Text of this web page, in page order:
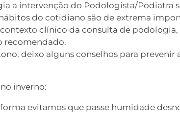
a intervenção do Podologista/Podiatra
do cotidiano são de extrema
clínico da consulta de
recomendado.
deixo alguns conselhos para prevenir
inverno:
evitamos que passe humidade